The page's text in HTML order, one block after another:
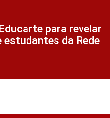
para revelar
da Rede